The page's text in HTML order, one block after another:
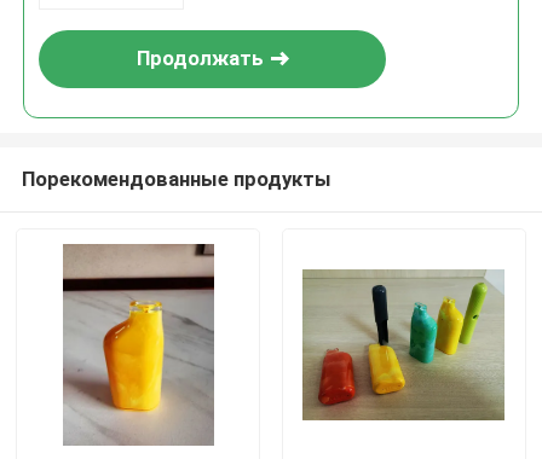
Продолжать
Порекомендованные продукты